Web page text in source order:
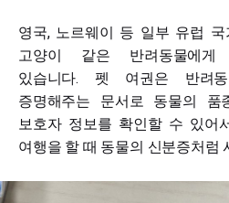
영국, 노르웨이 등 일부 유럽
고양이 같은 반려동물에
있습니다. 펫 여권은 반려
증명해주는 문서로 동물의 품
보호자 정보를 확인할 수 있어
여행을 할 때 동물의 신분증처럼